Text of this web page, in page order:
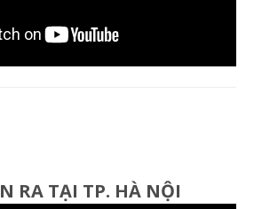
RA TẠI TP. HÀ NỘI